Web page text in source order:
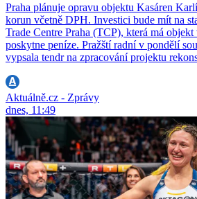
Praha plánuje opravu objektu Kasáren
korun včetně DPH. Investici bude mít na
Trade Centre Praha (TCP), která má
poskytne peníze. Pražští radní v pondělí
vypsala tendr na zpracování projektu
Aktuálně.cz - Zprávy
dnes, 11:49